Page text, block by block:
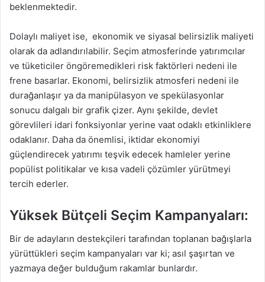
beklenmektedir.
Dolaylı maliyet ise, ekonomik ve siyasal belirsizlik maliyeti
olarak da adlandırılabilir. Seçim atmosferinde yatırımcılar
ve tüketiciler öngöremedikleri risk faktörleri nedeni ile
frene basarlar. Ekonomi, belirsizlik atmosferi nedeni ile
durağanlaşır ya da manipülasyon ve spekülasyonlar
sonucu dalgalı bir grafik çizer. Aynı şekilde, devlet
görevlileri idari fonksiyonlar yerine vaat odaklı etkinliklere
odaklanır. Daha da önemlisi, iktidar ekonomiyi
güçlendirecek yatırımı teşvik edecek hamleler yerine
popülist politikalar ve kısa vadeli çözümler yürütmeyi
tercih ederler.
Yüksek Bütçeli Seçim Kampanyaları:
Bir de adayların destekçileri tarafından toplanan bağışlarla
yürüttükleri seçim kampanyaları var ki; asıl şaşırtan ve
yazmaya değer bulduğum rakamlar bunlardır.